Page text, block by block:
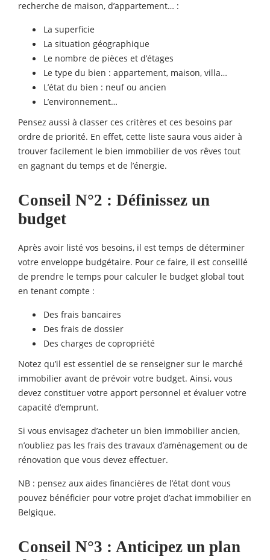
recherche de maison, d’appartement… :
La superficie
La situation géographique
Le nombre de pièces et d’étages
Le type du bien : appartement, maison, villa…
L’état du bien : neuf ou ancien
L’environnement…
Pensez aussi à classer ces critères et ces besoins par
ordre de priorité. En effet, cette liste saura vous aider à
trouver facilement le bien immobilier de vos rêves tout
en gagnant du temps et de l’énergie.
Conseil N°2 : Définissez un
budget
Après avoir listé vos besoins, il est temps de déterminer
votre enveloppe budgétaire. Pour ce faire, il est conseillé
de prendre le temps pour calculer le budget global tout
en tenant compte :
Des frais bancaires
Des frais de dossier
Des charges de copropriété
Notez qu’il est essentiel de se renseigner sur le marché
immobilier avant de prévoir votre budget. Ainsi, vous
devez constituer votre apport personnel et évaluer votre
capacité d’emprunt.
Si vous envisagez d’acheter un bien immobilier ancien,
n’oubliez pas les frais des travaux d’aménagement ou de
rénovation que vous devez effectuer.
NB : pensez aux aides financières de l’état dont vous
pouvez bénéficier pour votre projet d’achat immobilier en
Belgique.
Conseil N°3 : Anticipez un plan